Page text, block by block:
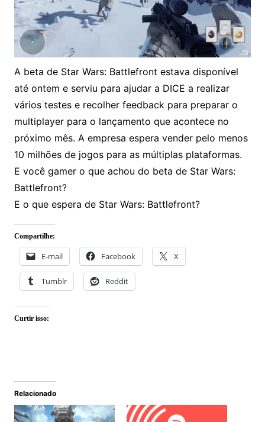
A beta de Star Wars: Battlefront estava disponível
até ontem e serviu para ajudar a DICE a realizar
vários testes e recolher feedback para preparar o
multiplayer para o lançamento que acontece no
próximo mês. A empresa espera vender pelo menos
10 milhões de jogos para as múltiplas plataformas.
E você gamer o que achou do beta de Star Wars:
Battlefront?
E o que espera de Star Wars: Battlefront?
Compartilhe:
E-mail Facebook X
Tumblr Reddit
Curtir isso:
Relacionado